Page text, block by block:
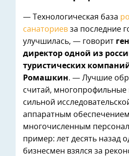
— Технологическая база
санаториев за последние
улучшилась, — говорит
директор одной из
туристических
Ромашкин. — Лучшие
считай, многопрофильные
сильной
аппаратным
многочисленным
пример: лет десять назад
бизнесмен взялся за